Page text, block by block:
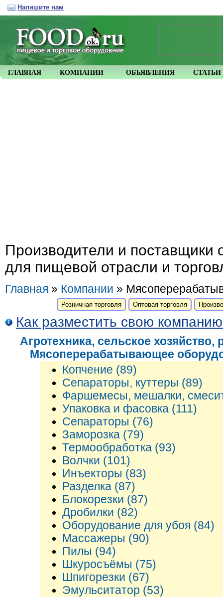
Производители и поставщики
для пищевой отрасли и
Главная » Компании »
Розничная торговля Оптовая торговля
Как разместить свою
Агротехника, сельское хозяйство,
Мясоперерабатывающее
Копчение (89)
Сепараторы, куттеры (89)
Фаршемесы, мешалки,
Упаковка и фасовка (111)
Сепараторы (76)
Заморозка (79)
Термообработка (93)
Волчки (101)
Инъекторы (83)
Разделка (87)
Блокорезки (87)
Дробилки (82)
Оборудование для убоя (84)
Массажеры (90)
Пилы (94)
Шкуросъёмы (75)
Шпигорезки (67)
Эмульситатор (53)
ГЛАВНАЯ КОМПАНИИ ОБЪЯВЛЕНИЯ СТАТЬИ
Напишите нам